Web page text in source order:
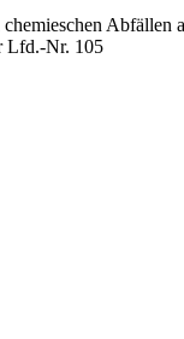
Lfd.-Nr. 105